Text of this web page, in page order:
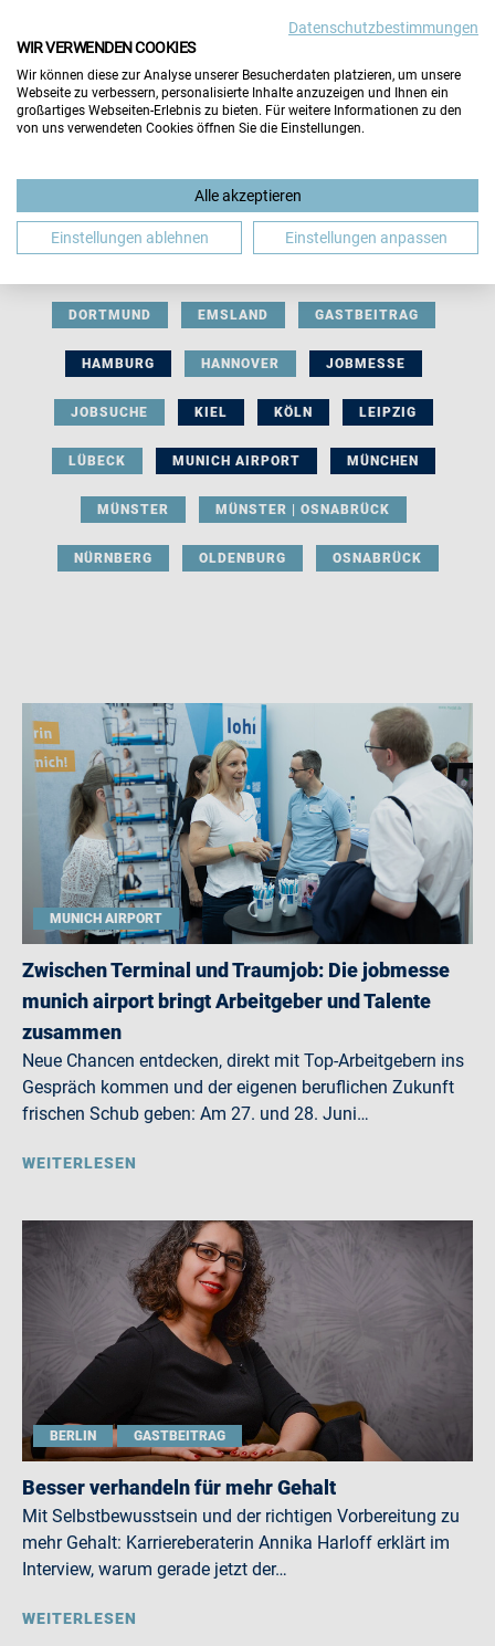
BERUFLICHE ORIENTIERUNG BEWERBUNG
DORTMUND EMSLAND GASTBEITRAG
HAMBURG HANNOVER JOBMESSE
JOBSUCHE KIEL KÖLN LEIPZIG
LÜBECK MUNICH AIRPORT MÜNCHEN
MÜNSTER MÜNSTER | OSNABRÜCK
NÜRNBERG OLDENBURG OSNABRÜCK
MUNICH AIRPORT
Zwischen Terminal und Traumjob: Die jobmesse
munich airport bringt Arbeitgeber und Talente
zusammen
Neue Chancen entdecken, direkt mit Top-Arbeitgebern ins
Gespräch kommen und der eigenen beruflichen Zukunft
frischen Schub geben: Am 27. und 28. Juni…
WEITERLESEN
BERLIN GASTBEITRAG
Besser verhandeln für mehr Gehalt
Mit Selbstbewusstsein und der richtigen Vorbereitung zu
mehr Gehalt: Karriereberaterin Annika Harloff erklärt im
Interview, warum gerade jetzt der…
WEITERLESEN
Datenschutzbestimmungen
WIR VERWENDEN COOKIES
Wir können diese zur Analyse unserer Besucherdaten platzieren, um unsere
Webseite zu verbessern, personalisierte Inhalte anzuzeigen und Ihnen ein
großartiges Webseiten-Erlebnis zu bieten. Für weitere Informationen zu den
von uns verwendeten Cookies öffnen Sie die Einstellungen.
Alle akzeptieren
Einstellungen ablehnen Einstellungen anpassen